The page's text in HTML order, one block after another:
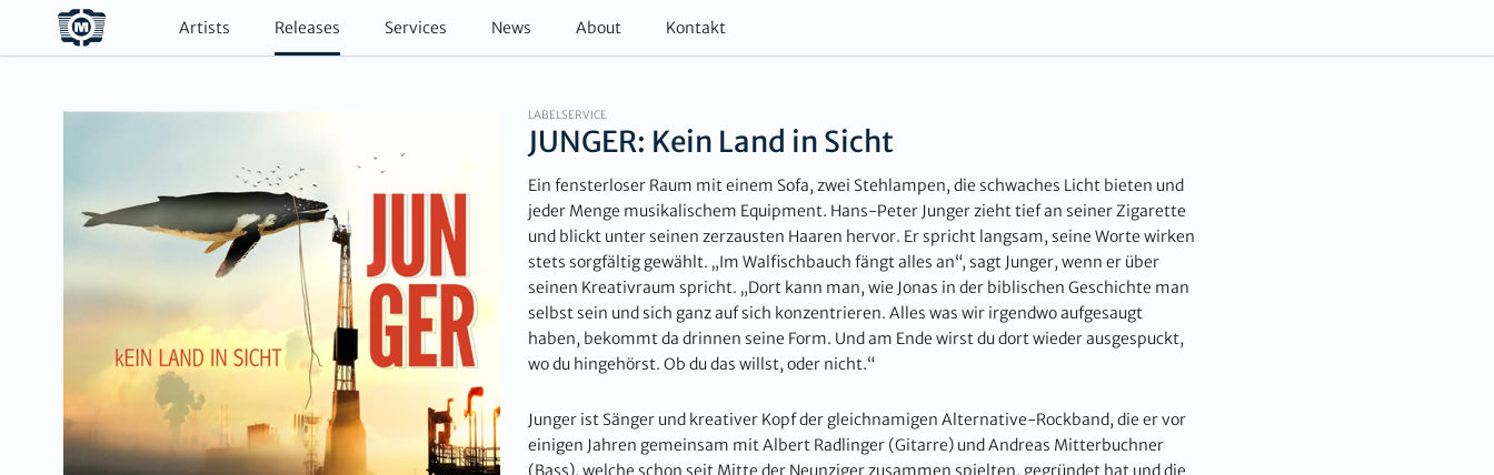
Artists Releases Services News About Kontakt
LABELSERVICE
JUNGER: Kein Land in Sicht
Ein fensterloser Raum mit einem Sofa, zwei Stehlampen, die schwaches Licht bieten und
jeder Menge musikalischem Equipment. Hans-Peter Junger zieht tief an seiner Zigarette
und blickt unter seinen zerzausten Haaren hervor. Er spricht langsam, seine Worte wirken
stets sorgfältig gewählt. „Im Walfischbauch fängt alles an“, sagt Junger, wenn er über
seinen Kreativraum spricht. „Dort kann man, wie Jonas in der biblischen Geschichte man
selbst sein und sich ganz auf sich konzentrieren. Alles was wir irgendwo aufgesaugt
haben, bekommt da drinnen seine Form. Und am Ende wirst du dort wieder ausgespuckt,
wo du hingehörst. Ob du das willst, oder nicht.“
Junger ist Sänger und kreativer Kopf der gleichnamigen Alternative-Rockband, die er vor
einigen Jahren gemeinsam mit Albert Radlinger (Gitarre) und Andreas Mitterbuchner
(Bass), welche schon seit Mitte der Neunziger zusammen spielten, gegründet hat und die